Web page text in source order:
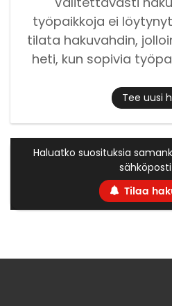
työpaikkoja ei
tilata hakuvahdin,
heti, kun sopivia
Tee uusi
Haluatko suosituksia
Tilaa